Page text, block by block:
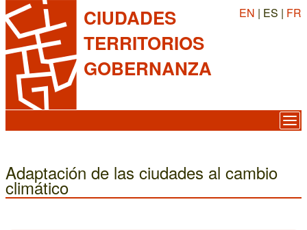
CIUDADES
TERRITORIOS
GOBERNANZA
EN | ES | FR
Adaptación de las ciudades al cambio
climático